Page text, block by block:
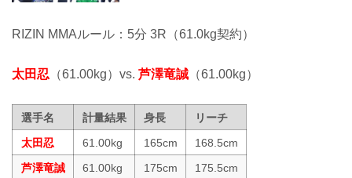
RIZIN MMAルール：5分 3R（61.0kg契約）
太田忍 （61.00kg）vs. 芦澤竜誠 （61.00kg）
選手名 計量結果 身長
リーチ
太田忍
61.00kg 165cm
168.5cm
芦澤竜誠
61.00kg 175cm
175.5cm